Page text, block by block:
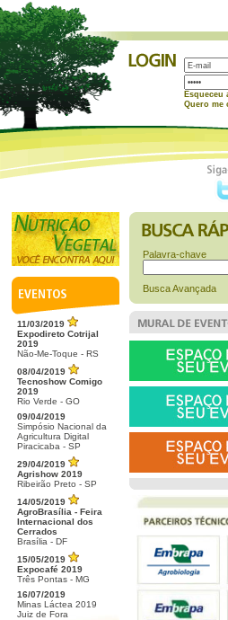
Esqueceu
Quero me
11/03/2019
Expodireto Cotrijal
2019
Não-Me-Toque - RS
08/04/2019
Tecnoshow Comigo
2019
Rio Verde - GO
09/04/2019
Simpósio Nacional da
Agricultura Digital
Piracicaba - SP
29/04/2019
Agrishow 2019
Ribeirão Preto - SP
14/05/2019
AgroBrasília - Feira
Internacional dos
Cerrados
Brasília - DF
15/05/2019
Expocafé 2019
Três Pontas - MG
16/07/2019
Minas Láctea 2019
Juiz de Fora
Palavra-chave
Busca Avançada